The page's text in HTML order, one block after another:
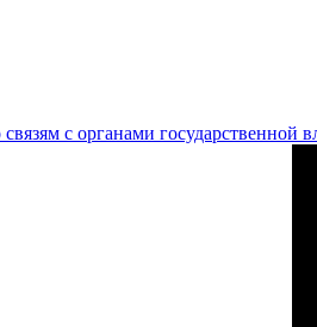
с органами государственной